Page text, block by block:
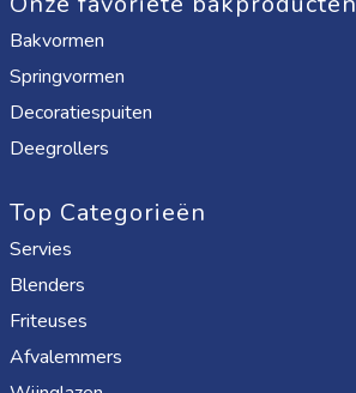
Bakvormen
Springvormen
Decoratiespuiten
Deegrollers
Top Categorieën
Servies
Blenders
Friteuses
Afvalemmers